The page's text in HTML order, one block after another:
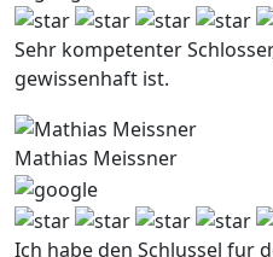
Sehr kompetenter
gewissenhaft ist.
Mathias Meissner
Ich habe den Schlussel fur